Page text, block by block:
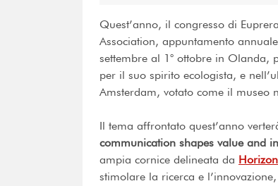
Quest’anno, il congresso di
Association, appuntamento
settembre al 1° ottobre in Olanda,
per il suo spirito ecologista, e
Amsterdam, votato come il museo
Il tema affrontato quest’anno
communication shapes value and
ampia cornice delineata da
stimolare la ricerca e